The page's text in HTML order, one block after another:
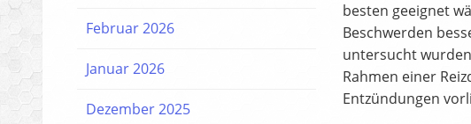
Februar 2026
Januar 2026
Dezember 2025
besten geeignet
Beschwerden
untersucht
Rahmen einer
Entzündungen